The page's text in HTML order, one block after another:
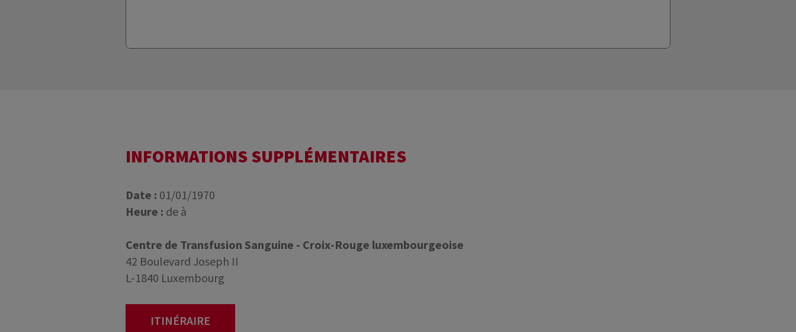
INFORMATIONS SUPPLÉMENTAIRES
Date : 01/01/1970
Heure : de à
Centre de Transfusion Sanguine - Croix-Rouge luxembourgeoise
42 Boulevard Joseph II
L-1840 Luxembourg
ITINÉRAIRE